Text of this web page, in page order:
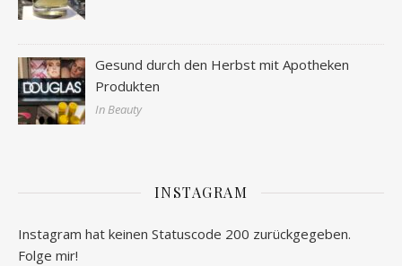
Gesund durch den Herbst mit Apotheken
Produkten
In Beauty
INSTAGRAM
Instagram hat keinen Statuscode 200 zurückgegeben.
Folge mir!